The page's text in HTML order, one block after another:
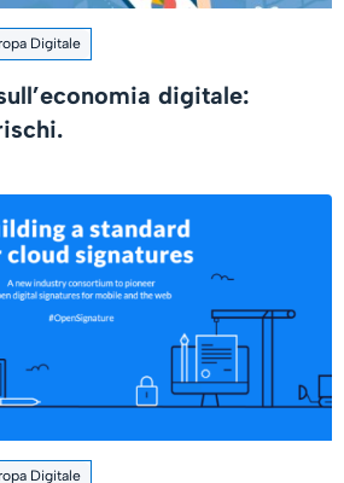
Digitale
digitale:
Digitale